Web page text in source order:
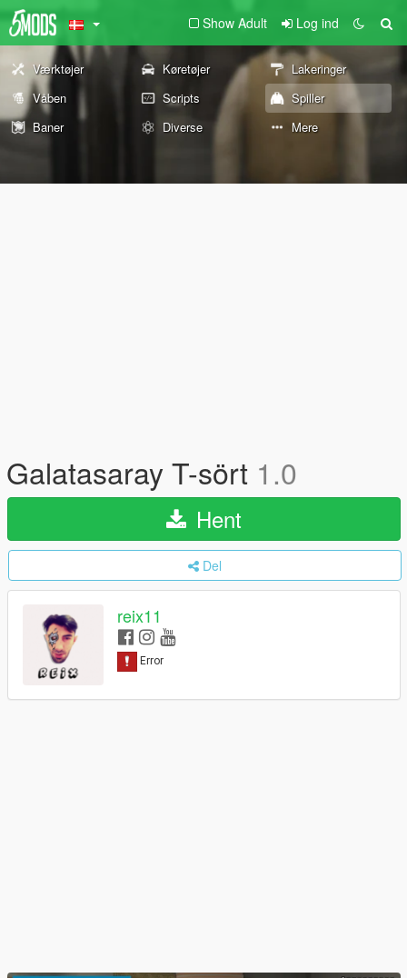
Show Adult Log ind
Værktøjer Køretøjer
Lakeringer
Våben
Scripts
Spiller
Baner
Diverse Mere
Galatasaray T-sört 1.0
Hent
Del
reix11